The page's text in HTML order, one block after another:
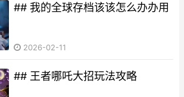
## 我的全球存档该该怎么办办用
2026-02-11
## 王者哪吒大招玩法攻略